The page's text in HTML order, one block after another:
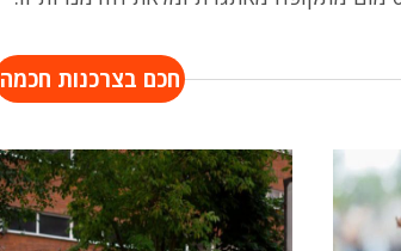
חכם בצרכנות חכמה